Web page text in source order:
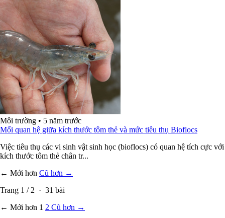
Môi trường • 5 năm trước
Mối quan hệ giữa kích thước tôm thẻ và mức tiêu thụ Bioflocs
Việc tiêu thụ các vi sinh vật sinh học (bioflocs) có quan hệ tích cực với
kích thước tôm thẻ chân tr...
← Mới hơn Cũ hơn →
Trang 1 / 2 · 31 bài
← Mới hơn 1 2 Cũ hơn →